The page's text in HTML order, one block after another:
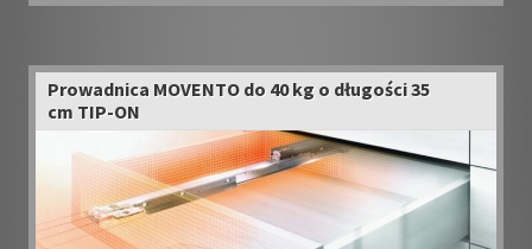
Prowadnica MOVENTO do 40 kg o długości 35
cm TIP-ON